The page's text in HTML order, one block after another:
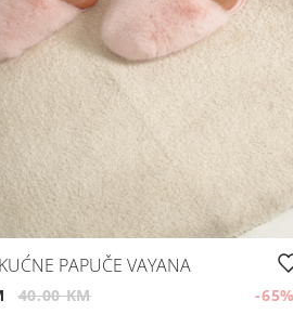
PAPUČE VAYANA
40.00 KM -65